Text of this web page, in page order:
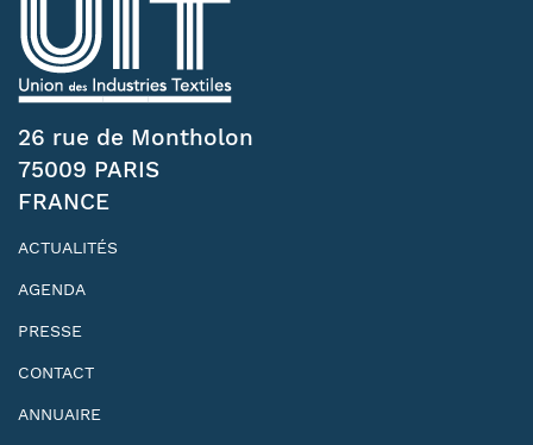
26 rue de Montholon
75009 PARIS
FRANCE
ACTUALITÉS
AGENDA
PRESSE
CONTACT
ANNUAIRE